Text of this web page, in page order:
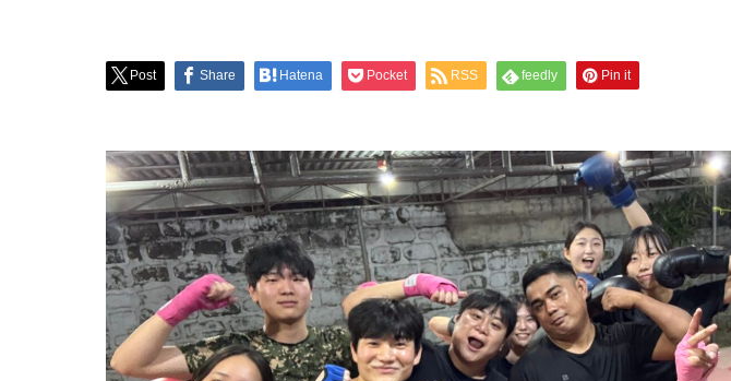
Post Share Hatena Pocket RSS feedly Pin it